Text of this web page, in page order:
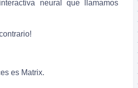
neural que llamamos
es Matrix.